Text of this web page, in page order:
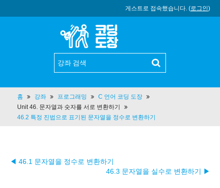
게스트로 접속했습니다. (로그인)
홈 강좌 프로그래밍
C 언어 코딩 도장
Unit 46. 문자열과 숫자를 서로 변환하기
46.2 특정 진법으로 표기된 문자열을 정수로 변환하기
◀ 46.1 문자열을 정수로 변환하기
46.3 문자열을 실수로 변환하기 ▶︎